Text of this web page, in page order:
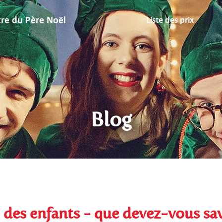
du Père Noël Liste des prix
Blog
enfants - que devez-vous